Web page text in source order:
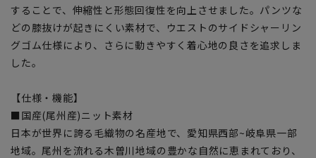
することで、伸縮性と形態回復性を向上させました。パンツな
どの膝抜けが起きにくい素材で、ウエストのサイドシャーリン
グゴム仕様により、さらに動きやすく着心地の良さを追求しま
した。
【仕様・機能】
■国産(尾州産)ニット素材
日本が世界に誇る毛織物の名産地で、愛知県西部~岐阜県一部
地域。尾州を流れる木曽川地域の豊かな自然に恵まれており、